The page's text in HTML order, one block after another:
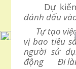
Dự
đánh dấu
Tự tạo
vị bao tiêu
người sử
động Đi làm